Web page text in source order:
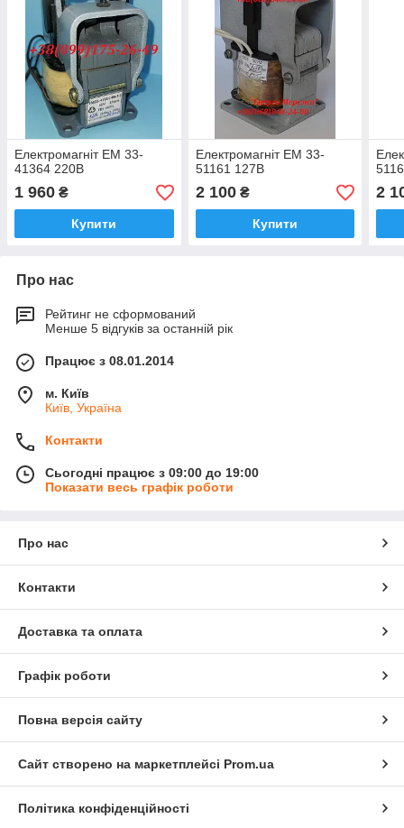
Електромагніт ЕМ 33-
41364 220В
1 960 ₴
Купити
Електромагніт ЕМ 33-
51161 127В
2 100₴
Купити
2
Про нас
Рейтинг не сформований
Менше 5 відгуків за останній рік
Працює з 08.01.2014
м. Київ
Київ, Україна
Контакти
Сьогодні працює з 09:00 до 19:00
Показати весь графік роботи
Про нас
Контакти
Доставка та оплата
Графік роботи
Повна версія сайту
Сайт створено на маркетплейсі Prom.ua
Політика конфіденційності